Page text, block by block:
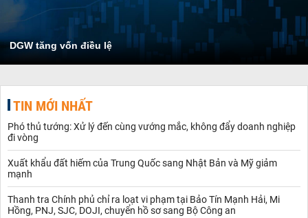
DGW tăng vốn điều lệ
TIN MỚI NHẤT
Phó thủ tướng: Xử lý đến cùng vướng mắc, không đẩy doanh nghiệp
đi vòng
Xuất khẩu đất hiếm của Trung Quốc sang Nhật Bản và Mỹ giảm
mạnh
Thanh tra Chính phủ chỉ ra loạt vi phạm tại Bảo Tín Mạnh Hải, Mi
Hồng, PNJ, SJC, DOJI, chuyển hồ sơ sang Bộ Công an